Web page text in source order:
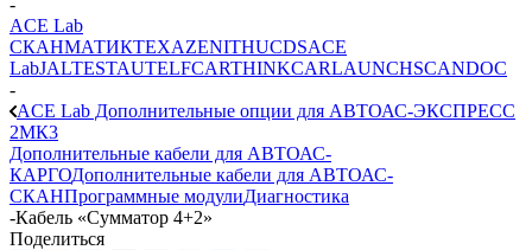
-
ACE Lab
СКАНМАТИКTEXAZENITHUCDSACE
LabJALTESTAUTELFCARTHINKCARLAUNCHSCANDOC
-
ACE Lab Дополнительные опции для АВТОАС-ЭКСПРЕСС
2МК3
Дополнительные кабели для АВТОАС-
КАРГОДополнительные кабели для АВТОАС-
СКАНПрограммные модулиДиагностика
-Кабель «Сумматор 4+2»
Поделиться